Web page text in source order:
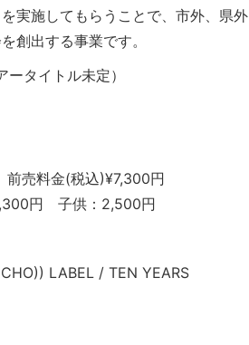
実施してもらうことで、市外、県外
創出する事業です。
タイトル未定）
前売料金(税込)¥7,300円
円 子供：2,500円
LABEL / TEN YEARS